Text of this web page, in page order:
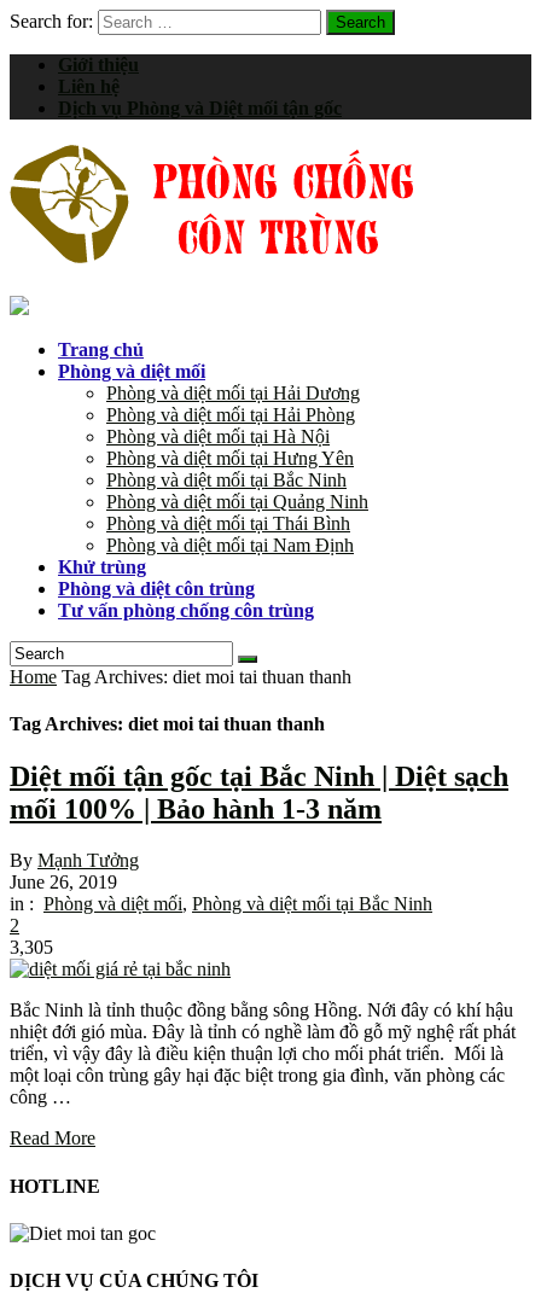
Search for:
Giới thiệu
Liên hệ
Dịch vụ Phòng và Diệt mối tận gốc
Trang chủ
Phòng và diệt mối
Phòng và diệt mối tại Hải Dương
Phòng và diệt mối tại Hải Phòng
Phòng và diệt mối tại Hà Nội
Phòng và diệt mối tại Hưng Yên
Phòng và diệt mối tại Bắc Ninh
Phòng và diệt mối tại Quảng Ninh
Phòng và diệt mối tại Thái Bình
Phòng và diệt mối tại Nam Định
Khử trùng
Phòng và diệt côn trùng
Tư vấn phòng chống côn trùng
Home Tag Archives: diet moi tai thuan thanh
Tag Archives: diet moi tai thuan thanh
Diệt mối tận gốc tại Bắc Ninh | Diệt sạch
mối 100% | Bảo hành 1-3 năm
By Mạnh Tưởng
June 26, 2019
in : Phòng và diệt mối, Phòng và diệt mối tại Bắc Ninh
2
3,305
Bắc Ninh là tỉnh thuộc đồng bằng sông Hồng. Nới đây có khí hậu
nhiệt đới gió mùa. Đây là tỉnh có nghề làm đồ gỗ mỹ nghệ rất phát
triển, vì vậy đây là điều kiện thuận lợi cho mối phát triển. Mối là
một loại côn trùng gây hại đặc biệt trong gia đình, văn phòng các
công …
Read More
HOTLINE
DỊCH VỤ CỦA CHÚNG TÔI